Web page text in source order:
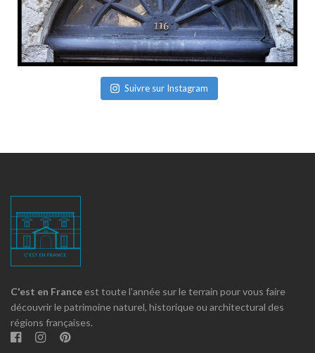
Suivre sur Instagram
C'est en France est toute l'année sur le terrain pour vous faire
découvrir le patrimoine naturel, historique ou architectural des
régions françaises.